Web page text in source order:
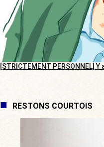
[STRICTEMENT PERSONNEL] Y
RESTONS COURTOIS